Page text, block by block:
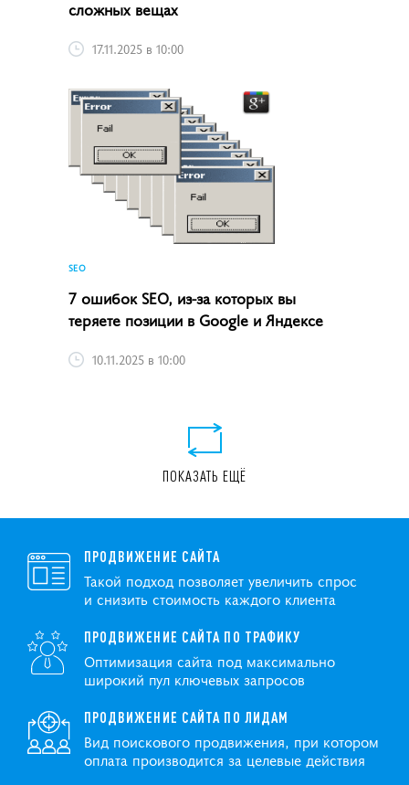
сложных вещах
17.11.2025 в 10:00
SEO
7 ошибок SEO, из-за которых вы
теряете позиции в Google и Яндексе
10.11.2025 в 10:00
ПОКАЗАТЬ ЕЩЁ
ПРОДВИЖЕНИЕ САЙТА
Такой подход позволяет увеличить спрос
и снизить стоимость каждого клиента
ПРОДВИЖЕНИЕ САЙТА ПО ТРАФИКУ
Оптимизация сайта под максимально
широкий пул ключевых запросов
ПРОДВИЖЕНИЕ САЙТА ПО ЛИДАМ
Вид поискового продвижения, при котором
оплата производится за целевые действия